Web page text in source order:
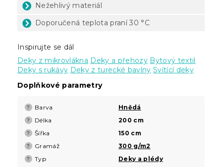
Nežehlivý materiál
Doporučená teplota praní 30 °C
Inspirujte se dál
Deky z mikrovlákna Deky a přehozy Bytový textil
Deky s rukávy Deky z turecké bavlny Svítící deky
Doplňkové parametry
? Barva Hnědá
? Délka 200 cm
? Šířka 150 cm
? Gramáž 300 g/m2
? Typ Deky a plédy